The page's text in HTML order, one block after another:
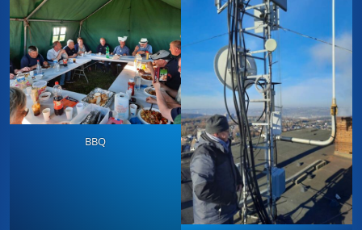
BBQ